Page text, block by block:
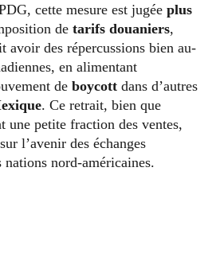
cette mesure est jugée plus
de tarifs douaniers,
avoir des répercussions bien au-
en alimentant
de boycott dans d’autres
. Ce retrait, bien que
une petite fraction des ventes,
l’avenir des échanges
nord-américaines.